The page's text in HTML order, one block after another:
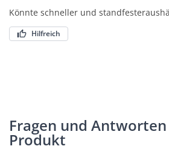
Könnte schneller und
Hilfreich
Fragen und
Produkt